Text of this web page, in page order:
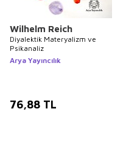
Wilhelm Reich
Diyalektik Materyalizm ve
Psikanaliz
Arya Yayıncılık
76,88 TL